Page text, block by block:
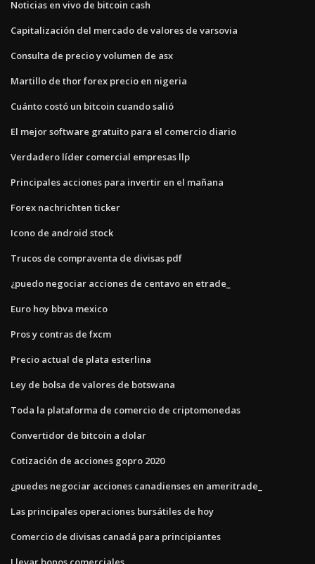
Noticias en vivo de bitcoin cash
Capitalización del mercado de valores de varsovia
Consulta de precio y volumen de asx
Martillo de thor forex precio en nigeria
Cuánto costó un bitcoin cuando salió
El mejor software gratuito para el comercio diario
Verdadero líder comercial empresas llp
Principales acciones para invertir en el mañana
Forex nachrichten ticker
Icono de android stock
Trucos de compraventa de divisas pdf
¿puedo negociar acciones de centavo en etrade_
Euro hoy bbva mexico
Pros y contras de fxcm
Precio actual de plata esterlina
Ley de bolsa de valores de botswana
Toda la plataforma de comercio de criptomonedas
Convertidor de bitcoin a dolar
Cotización de acciones gopro 2020
¿puedes negociar acciones canadienses en ameritrade_
Las principales operaciones bursátiles de hoy
Comercio de divisas canadá para principiantes